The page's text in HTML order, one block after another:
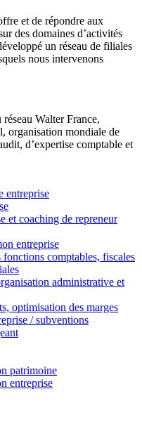
et de répondre aux
des domaines d’activités
un réseau de filiales
nous intervenons
Walter France,
organisation mondiale de
d’expertise comptable et
entreprise
et coaching de repreneur
entreprise
comptables, fiscales
administrative et
optimisation des marges
/ subventions
patrimoine
entreprise